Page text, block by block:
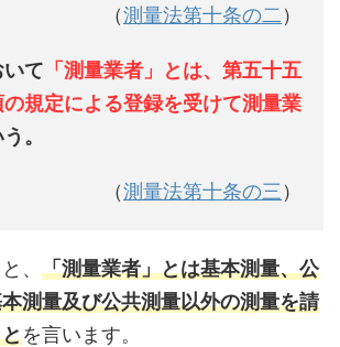
（測量法第十条の二 ）
て 「測量業者」とは、第五十五
規定による登録を受けて測量業
。
（測量法第十条の三 ）
、 「測量業者」とは基本測量、公
測量及び公共測量以外の測量を請
を言います。